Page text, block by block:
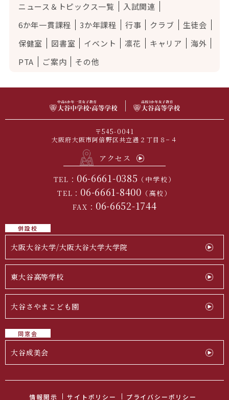
ニュース＆トピックス一覧
入試関連
6か年一貫課程
3か年課程 行事 クラブ
生徒会
保健室
図書室 イベント 凛花 キャリア
海外
PTA
ご案内 その他
〒545-0041
大阪府大阪市阿倍野区共立通２丁目８−４
アクセス
TEL： 06-6661-0385 （中学校）
TEL： 06-6661-8400 （高校）
FAX： 06-6652-1744
併設校
大阪大谷大学/大阪大谷大学大学院
東大谷高等学校
大谷さやまこども園
同窓会
大谷成美会
情報開示 サイトポリシー プライバシーポリシー